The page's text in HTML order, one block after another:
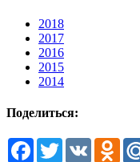
2018
2017
2016
2015
2014
Поделиться:
Facebook
TwitterVK